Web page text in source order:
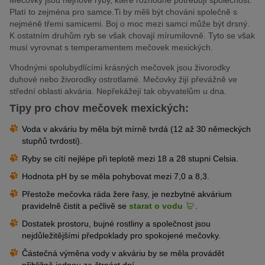
Platí to zejména pro samce.Ti by měli být chováni společně s
nejméně třemi samicemi. Boj o moc mezi samci může být drsný.
K ostatním druhům ryb se však chovají mírumilovně. Tyto se však
musí vyrovnat s temperamentem mečovek mexických.
Vhodnými spolubydlícími krásných mečovek jsou živorodky
duhové nebo živorodky ostrotlamé. Mečovky žijí převážně ve
střední oblasti akvária. Nepřekážejí tak obyvatelům u dna.
Tipy pro chov mečovek mexických:
Voda v akváriu by měla být mírně tvrdá (12 až 30 německých
stupňů tvrdosti).
Ryby se cítí nejlépe při teplotě mezi 18 a 28 stupni Celsia.
Hodnota pH by se měla pohybovat mezi 7,0 a 8,3.
Přestože mečovka ráda žere řasy, je nezbytné akvárium
pravidelně čistit a pečlivě se starat o vodu
Dostatek prostoru, bujné rostliny a společnost jsou
nejdůležitějšími předpoklady pro spokojené mečovky.
Částečná výměna vody v akváriu by se měla provádět